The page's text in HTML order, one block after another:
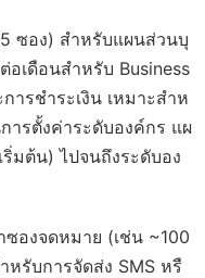
ซอง) สำหรับแผนส่วนบุ
เดือนสำหรับ Business
ารชำระเงิน เหมาะสำห
ารตั้งค่าระดับองค์กร แผ
มต้น) ไปจนถึงระดับอง
องจดหมาย (เช่น ~100
หรับการจัดส่ง SMS หรื